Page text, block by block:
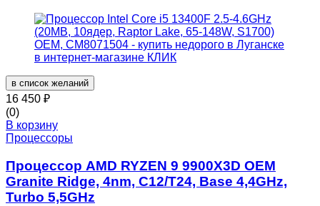
в список желаний
16 450 ₽
(0)
В корзину
Процессоры
Процессор AMD RYZEN 9 9900X3D OEM
Granite Ridge, 4nm, C12/T24, Base 4,4GHz,
Turbo 5,5GHz